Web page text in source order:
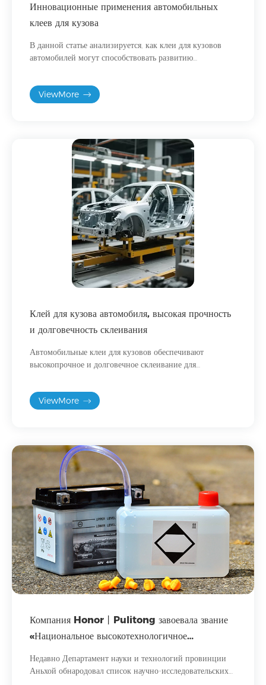
Инновационные применения автомобильных
клеев для кузова
В данной статье анализируется, как клеи для кузовов
автомобилей могут способствовать развитию
шума.
ViewMore
Клей для кузова автомобиля, высокая прочность
и долговечность склеивания
Автомобильные клеи для кузовов обеспечивают
высокопрочное и долговечное склеивание для
безопасность конструкции кузова транспортного
средства.
ViewMore
Компания Honor丨Pulitong завоевала звание
«Национальное высокотехнологичное
провинции Аньхой».
Недавно Департамент науки и технологий провинции
Аньхой обнародовал список научно-исследовательских